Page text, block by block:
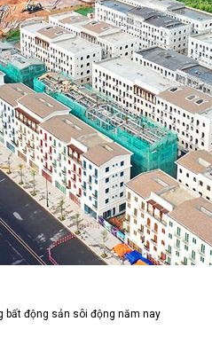
bất động sản sôi động năm nay